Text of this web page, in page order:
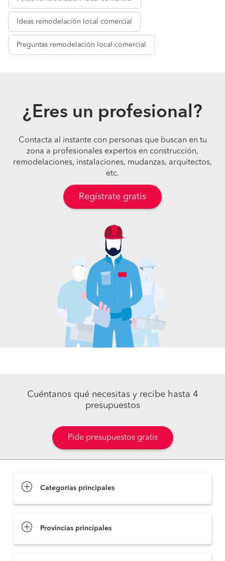
Ideas remodelación local comercial
Preguntas remodelación local comercial
¿Eres un profesional?
Contacta al instante con personas que buscan en tu
zona a profesionales expertos en construcción,
remodelaciones, instalaciones, mudanzas, arquitectos,
etc.
Regístrate gratis
Cuéntanos qué necesitas y recibe hasta 4
presupuestos
Pide presupuestos gratis
Categorías principales
Provincias principales